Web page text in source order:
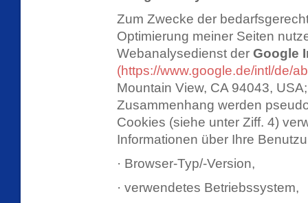
Zum Zwecke der
Optimierung meiner Seiten
Webanalysedienst der Google
(https://www.google.de/intl/de/
Mountain View, CA 94043,
Zusammenhang werden
Cookies (siehe unter Ziff. 4)
Informationen über Ihre
· Browser-Typ/-Version,
· verwendetes Betriebssystem,